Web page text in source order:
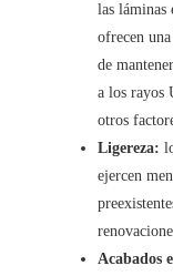
las láminas
ofrecen
de
a los rayos
otros
Ligereza:
ejercen
Acabados